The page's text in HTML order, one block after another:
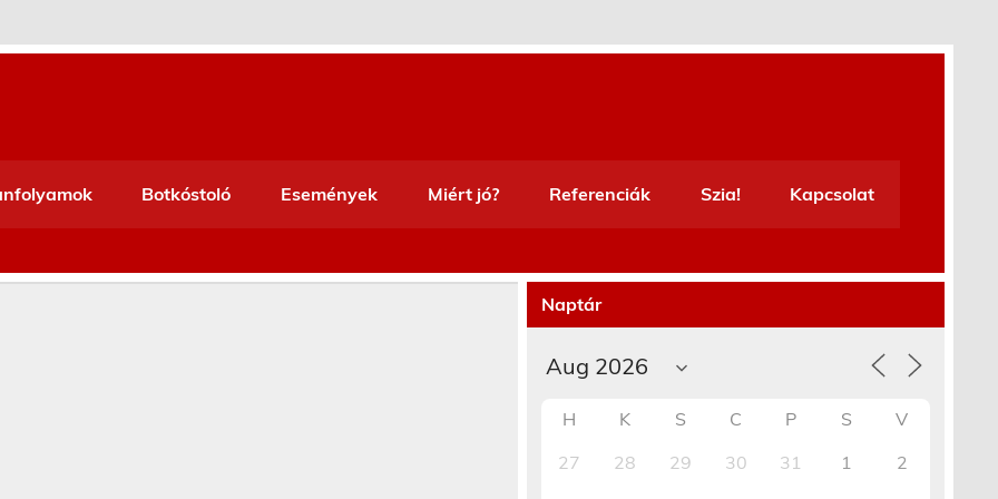
Botkóstoló Események Miért jó? Referenciák Szia! Kapcsolat
Naptár
H K S C P S
V
27
28 29 30 31 1 2